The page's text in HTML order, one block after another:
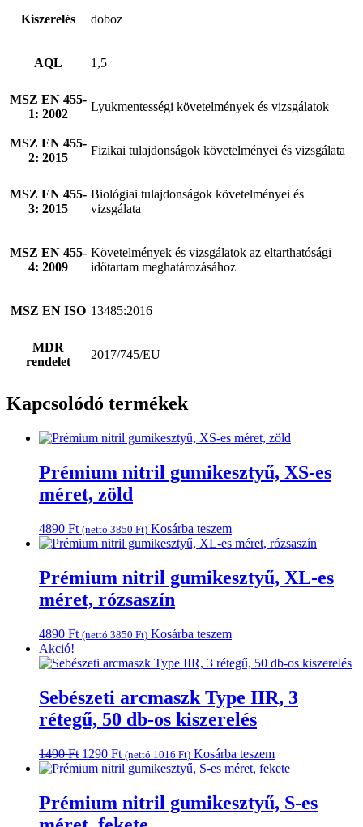
Kiszerelés doboz
AQL 1,5
MSZ EN 455-
1: 2002
Lyukmentességi követelmények és vizsgálatok
MSZ EN 455-
2: 2015
Fizikai tulajdonságok követelményei és vizsgálata
MSZ EN 455-
3: 2015
Biológiai tulajdonságok követelményei és
vizsgálata
MSZ EN 455-
4: 2009
Követelmények és vizsgálatok az eltarthatósági
időtartam meghatározásához
MSZ EN ISO 13485:2016
MDR
rendelet
2017/745/EU
Kapcsolódó termékek
Prémium nitril gumikesztyű, XS-es
méret, zöld
4890 Ft (nettó 3850 Ft) Kosárba teszem
Prémium nitril gumikesztyű, XL-es
méret, rózsaszín
4890 Ft (nettó 3850 Ft) Kosárba teszem
Akció!
Sebészeti arcmaszk Type IIR, 3
rétegű, 50 db-os kiszerelés
1490Ft Original
price
1490 Ft.
1290 FtCurrent
price
1290 Ft.
(nettó 1016 Ft) Kosárba teszem
Prémium nitril gumikesztyű, S-es